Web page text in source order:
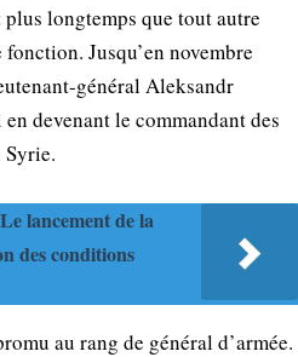
longtemps que tout autre
Jusqu’en novembre
général Aleksandr
devenant le commandant des
Syrie.
lancement de la
des conditions
au rang de général d’armée.